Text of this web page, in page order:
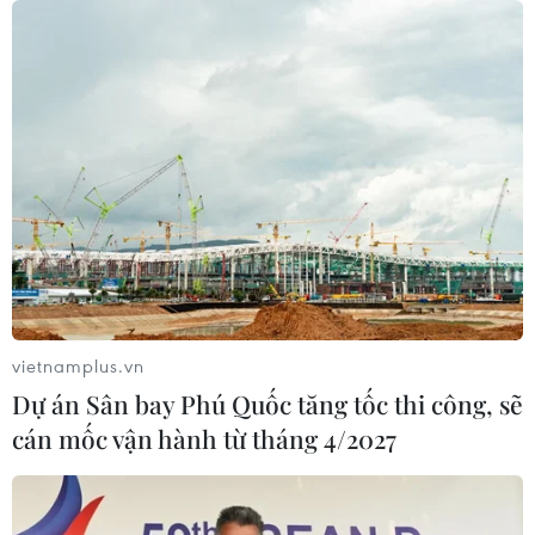
toàn phần từ độ cao 9.000 m
công trên Biển Đen
04/08/2026 05:54
Vì sao Google khiến Mỹ và
EU đối đầu về chủ quyền số?
04/08/2026 04:13
Máy bay chở khách nội địa đầu tiên
của Nga hoàn tất chuyến bay thử
vietnamplus.vn
Dự án Sân bay Phú Quốc tăng tốc thi công, sẽ
cán mốc vận hành từ tháng 4/2027